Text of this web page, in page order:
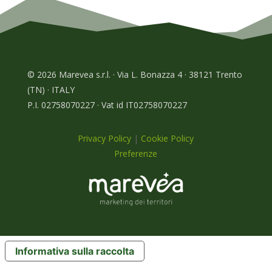
© 2026 Marevea s.r.l. · Via L. Bonazza 4 · 38121 Trento
(TN) · ITALY
P.I. 02758070227 · Vat id IT02758070227
Privacy Policy | Cookie Policy
Preferenze
Informativa sulla raccolta